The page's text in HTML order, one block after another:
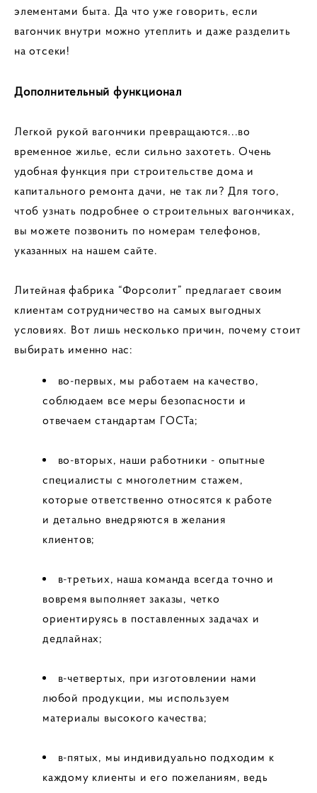
элементами быта. Да что уже говорить, если
вагончик внутри можно утеплить и даже разделить
на отсеки!
Дополнительный функционал
Легкой рукой вагончики превращаются...во
временное жилье, если сильно захотеть. Очень
удобная функция при строительстве дома и
капитального ремонта дачи, не так ли? Для того,
чтоб узнать подробнее о строительных вагончиках,
вы можете позвонить по номерам телефонов,
указанных на нашем сайте.
Литейная фабрика “Форсолит” предлагает своим
клиентам сотрудничество на самых выгодных
условиях. Вот лишь несколько причин, почему стоит
выбирать именно нас:
во-первых, мы работаем на качество,
соблюдаем все меры безопасности и
отвечаем стандартам ГОСТа;
во-вторых, наши работники - опытные
специалисты с многолетним стажем,
которые ответственно относятся к работе
и детально внедряются в желания
клиентов;
в-третьих, наша команда всегда точно и
вовремя выполняет заказы, четко
ориентируясь в поставленных задачах и
дедлайнах;
в-четвертых, при изготовлении нами
любой продукции, мы используем
материалы высокого качества;
в-пятых, мы индивидуально подходим к
каждому клиенты и его пожеланиям, ведь